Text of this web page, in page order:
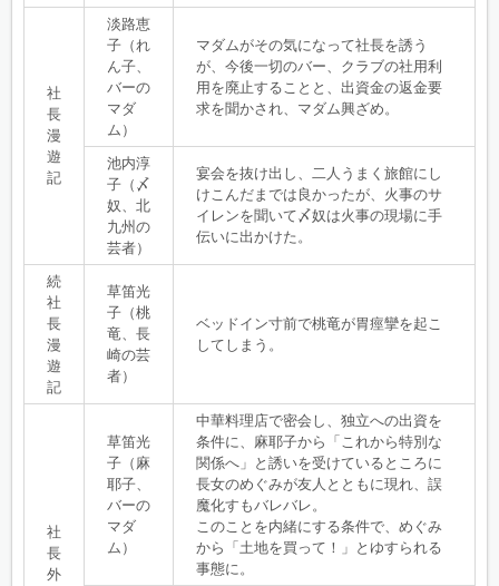
社
長
漫
遊
記
淡路恵
子（れ
ん子、
バーの
マダ
ム）
マダムがその気になって社長を誘う
が、今後一切のバー、クラブの社用利
用を廃止することと、出資金の返金要
求を聞かされ、マダム興ざめ。
池内淳
子（〆
奴、北
九州の
芸者）
宴会を抜け出し、二人うまく旅館にし
けこんだまでは良かったが、火事のサ
イレンを聞いて〆奴は火事の現場に手
伝いに出かけた。
続
社
長
漫
遊
記
草笛光
子（桃
竜、長
崎の芸
者）
ベッドイン寸前で桃竜が胃痙攣を起こ
してしまう。
社
長
外
草笛光
子（麻
耶子、
バーの
マダ
ム）
中華料理店で密会し、独立への出資を
条件に、麻耶子から「これから特別な
関係へ」と誘いを受けているところに
長女のめぐみが友人とともに現れ、誤
魔化すもバレバレ。
このことを内緒にする条件で、めぐみ
から「土地を買って！」とゆすられる
事態に。